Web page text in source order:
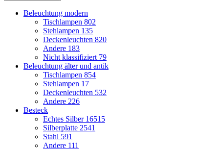
Beleuchtung modern
Tischlampen 802
Stehlampen 135
Deckenleuchten 820
Andere 183
Nicht klassifiziert 79
Beleuchtung älter und antik
Tischlampen 854
Stehlampen 17
Deckenleuchten 532
Andere 226
Besteck
Echtes Silber 16515
Silberplatte 2541
Stahl 591
Andere 111